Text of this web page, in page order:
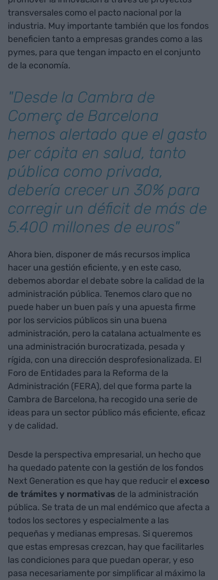
transversales como el pacto nacional por la
industria. Muy importante también que los fondos
beneficien tanto a empresas grandes como a las
pymes, para que tengan impacto en el conjunto
de la economía.
"Desde la Cambra de
Comerç de Barcelona
hemos alertado que el gasto
per cápita en salud, tanto
pública como privada,
debería crecer un 30% para
corregir un déficit de más de
5.400 millones de euros"
Ahora bien, disponer de más recursos implica
hacer una gestión eficiente, y en este caso,
debemos abordar el debate sobre la calidad de la
administración pública. Tenemos claro que no
puede haber un buen país y una apuesta firme
por los servicios públicos sin una buena
administración, pero la catalana actualmente es
una administración burocratizada, pesada y
rígida, con una dirección desprofesionalizada. El
Foro de Entidades para la Reforma de la
Administración (FERA), del que forma parte la
Cambra de Barcelona, ha recogido una serie de
ideas para un sector público más eficiente, eficaz
y de calidad.
Desde la perspectiva empresarial, un hecho que
ha quedado patente con la gestión de los fondos
Next Generation es que hay que reducir el exceso
de trámites y normativas de la administración
pública. Se trata de un mal endémico que afecta a
todos los sectores y especialmente a las
pequeñas y medianas empresas. Si queremos
que estas empresas crezcan, hay que facilitarles
las condiciones para que puedan operar, y eso
pasa necesariamente por simplificar al máximo la